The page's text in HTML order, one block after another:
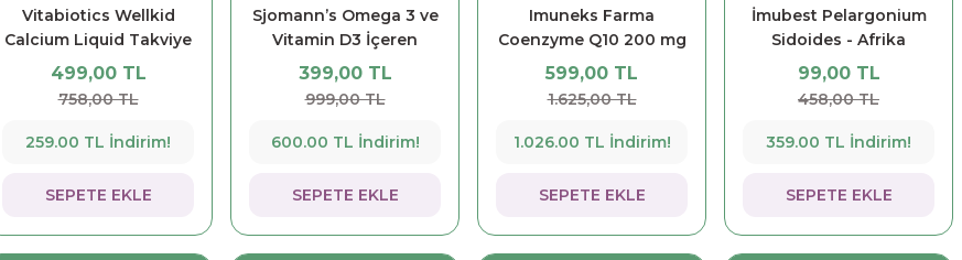
Vitabiotics Wellkid
Calcium Liquid Takviye
Edici Gıda 150 ml
499,00 TL
758,00 TL
259.00 TL İndirim!
SEPETE EKLE
Sjomann’s Omega 3 ve
Vitamin D3 İçeren
Takviye Edici Gıda 30
Adet Çiğnenebilir Jel
Form
399,00 TL
999,00 TL
600.00 TL İndirim!
SEPETE EKLE
Imuneks Farma
Coenzyme Q10 200 mg
30 Kapsül
599,00 TL
1.625,00 TL
1.026.00 TL İndirim!
SEPETE EKLE
İmubest Pelargonium
Sidoides - Afrika
Sardunyası Damla 50
99,00 TL
458,00 TL
359.00 TL İndirim!
SEPETE EKLE